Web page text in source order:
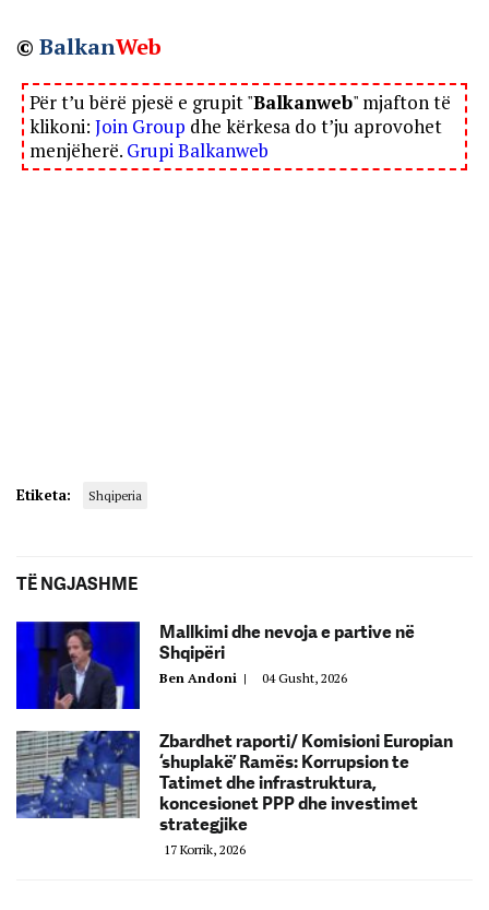
© BalkanWeb
Për t’u bërë pjesë e grupit "Balkanweb" mjafton të
klikoni: Join Group dhe kërkesa do t’ju aprovohet
menjëherë. Grupi Balkanweb
Etiketa: Shqiperia
TË NGJASHME
Mallkimi dhe nevoja e partive në
Shqipëri
Ben Andoni | 04 Gusht, 2026
Zbardhet raporti/ Komisioni Europian
‘shuplakë’ Ramës: Korrupsion te
Tatimet dhe infrastruktura,
koncesionet PPP dhe investimet
strategjike
17 Korrik, 2026